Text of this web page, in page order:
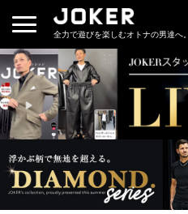
全力で遊びを楽しむオトナの男達へ。